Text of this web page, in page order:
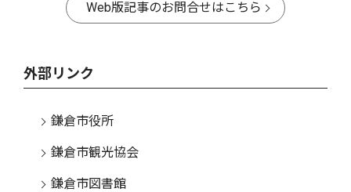
Web版記事のお問合せはこちら
外部リンク
鎌倉市役所
鎌倉市観光協会
鎌倉市図書館